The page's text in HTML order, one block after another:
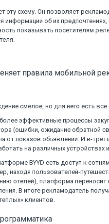
эту схему. Он позволяет
информации об их
показывать посетителям
правила мобильной
смелое, но для него есть все
эффективные процессы
(ошибки, ожидание обратной
от показов объявлений. И в-
на различных устройствах и
BYYD есть доступ к
находя пользователей-
отелей), платформа переносит
В итоге рекламодатель
клиентов.